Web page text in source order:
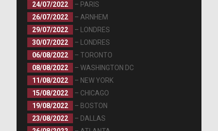
24/07/2022
– PARIS
26/07/2022
– ARNHEM
29/07/2022
– LONDRES
30/07/2022
– LONDRES
06/08/2022
– TORONTO
08/08/2022
– WASHINGTON DC
11/08/2022
– NEW YORK
15/08/2022
– CHICAGO
19/08/2022
– BOSTON
23/08/2022
– DALLAS